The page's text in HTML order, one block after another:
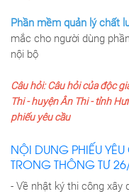
Phần mềm quản lý chất
mắc cho người dùng
nội bộ
Câu hỏi: Câu hỏi của độc
Thi - huyện Ân Thi - tỉnh
phiếu yêu cầu
NỘI DUNG PHIẾU
TRONG THÔNG TƯ
- Về nhật ký thi công xây